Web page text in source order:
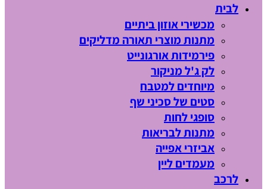
לבית
מכשירי אוזון ביתיים
מתנות מוצרי תאורה מדליקים
פירמידות אורגונייט
לק ג'ל מניקור
מיוחדים למטבח
סטים של סכיני שף
סופגי לחות
מתנות לבריאות
אביזרי אפייה
מעמדים ליין
לרכב